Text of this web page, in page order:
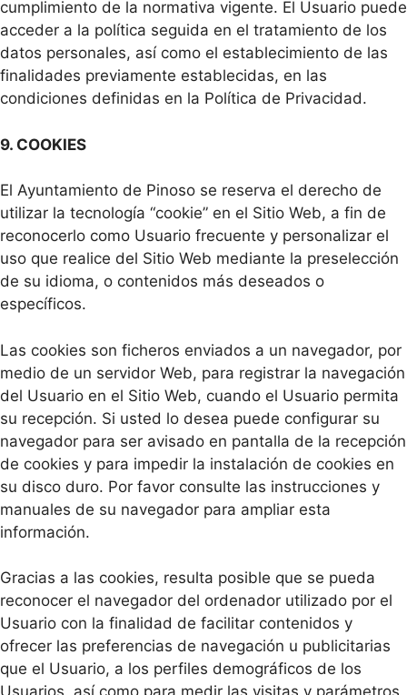
cumplimiento de la normativa vigente. El Usuario puede
acceder a la política seguida en el tratamiento de los
datos personales, así como el establecimiento de las
finalidades previamente establecidas, en las
condiciones definidas en la Política de Privacidad.
9. COOKIES
El Ayuntamiento de Pinoso se reserva el derecho de
utilizar la tecnología “cookie” en el Sitio Web, a fin de
reconocerlo como Usuario frecuente y personalizar el
uso que realice del Sitio Web mediante la preselección
de su idioma, o contenidos más deseados o
específicos.
Las cookies son ficheros enviados a un navegador, por
medio de un servidor Web, para registrar la navegación
del Usuario en el Sitio Web, cuando el Usuario permita
su recepción. Si usted lo desea puede configurar su
navegador para ser avisado en pantalla de la recepción
de cookies y para impedir la instalación de cookies en
su disco duro. Por favor consulte las instrucciones y
manuales de su navegador para ampliar esta
información.
Gracias a las cookies, resulta posible que se pueda
reconocer el navegador del ordenador utilizado por el
Usuario con la finalidad de facilitar contenidos y
ofrecer las preferencias de navegación u publicitarias
que el Usuario, a los perfiles demográficos de los
Usuarios, así como para medir las visitas y parámetros